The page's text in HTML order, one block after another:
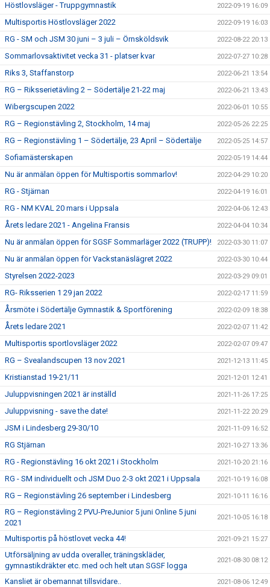
Höstlovsläger - Truppgymnastik 2022-09-19 16:09
Multisportis Höstlovsläger 2022 2022-09-19 16:03
RG - SM och JSM 30 juni – 3 juli – Örnsköldsvik 2022-08-22 20:13
Sommarlovsaktivitet vecka 31 - platser kvar 2022-07-27 10:28
Riks 3, Staffanstorp 2022-06-21 13:54
RG – Riksserietävling 2 – Södertälje 21-22 maj 2022-06-21 13:43
Wibergscupen 2022 2022-06-01 10:55
RG – Regionstävling 2, Stockholm, 14 maj 2022-05-26 22:25
RG – Regionstävling 1 – Södertälje, 23 April – Södertälje 2022-05-25 14:57
Sofiamästerskapen 2022-05-19 14:44
Nu är anmälan öppen för Multisportis sommarlov! 2022-04-29 10:20
RG - Stjärnan 2022-04-19 16:01
RG - NM KVAL 20 mars i Uppsala 2022-04-06 12:43
Årets ledare 2021 - Angelina Fransis 2022-04-04 10:34
Nu är anmälan öppen för SGSF Sommarläger 2022 (TRUPP)! 2022-03-30 11:07
Nu är anmälan öppen för Vackstanäslägret 2022 2022-03-30 10:44
Styrelsen 2022-2023 2022-03-29 09:01
RG- Riksserien 1 29 jan 2022 2022-02-17 11:59
Årsmöte i Södertälje Gymnastik & Sportförening 2022-02-09 18:38
Årets ledare 2021 2022-02-07 11:42
Multisportis sportlovsläger 2022 2022-02-07 09:47
RG – Svealandscupen 13 nov 2021 2021-12-13 11:45
Kristianstad 19-21/11 2021-12-01 12:41
Juluppvisningen 2021 är inställd 2021-11-26 17:25
Juluppvisning - save the date! 2021-11-22 20:29
JSM i Lindesberg 29-30/10 2021-11-09 16:52
RG Stjärnan 2021-10-27 13:36
RG - Regionstävling 16 okt 2021 i Stockholm 2021-10-20 21:16
RG - SM individuellt och JSM Duo 2-3 okt 2021 i Uppsala 2021-10-19 16:08
RG – Regionstävling 26 september i Lindesberg 2021-10-11 16:16
RG – Regionstävling 2 PVU-PreJunior 5 juni Online 5 juni
2021
2021-10-05 16:18
Multisportis på höstlovet vecka 44! 2021-09-21 15:27
Utförsäljning av udda overaller, träningskläder,
gymnastikdräkter etc. med och helt utan SGSF logga
2021-08-30 08:12
Kansliet är obemannat tillsvidare.. 2021-08-06 12:49